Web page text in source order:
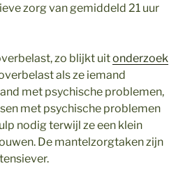
zorg van gemiddeld 21 uur
zo blijkt uitonderzoek
als ze iemand
met psychische problemen,
met psychische problemen
nodig terwijl ze een klein
De mantelzorgtaken zijn